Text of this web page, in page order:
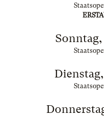
Sonntag,